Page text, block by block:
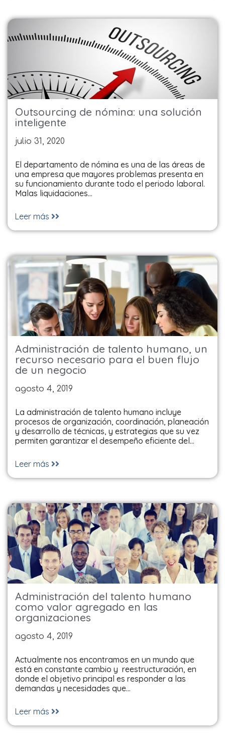
Outsourcing de nómina: una solución
inteligente
julio 31, 2020
El departamento de nómina es una de las áreas de
una empresa que mayores problemas presenta en
su funcionamiento durante todo el periodo laboral.
Malas liquidaciones…
Leer más
Administración de talento humano, un
recurso necesario para el buen flujo
de un negocio
agosto 4, 2019
La administración de talento humano incluye
procesos de organización, coordinación, planeación
y desarrollo de técnicas, y estrategias que su vez
permiten garantizar el desempeño eficiente del…
Leer más
Administración del talento humano
como valor agregado en las
organizaciones
agosto 4, 2019
Actualmente nos encontramos en un mundo que
está en constante cambio y reestructuración, en
donde el objetivo principal es responder a las
demandas y necesidades que…
Leer más